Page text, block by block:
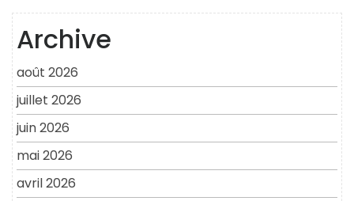
Archive
août 2026
juillet 2026
juin 2026
mai 2026
avril 2026